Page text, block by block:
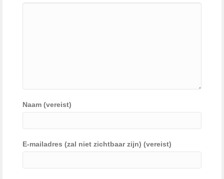
Naam (vereist)
E-mailadres (zal niet zichtbaar zijn) (vereist)